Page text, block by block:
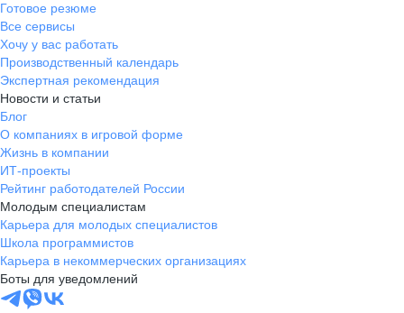
Готовое резюме
Все сервисы
Хочу у вас работать
Производственный календарь
Экспертная рекомендация
Новости и статьи
Блог
О компаниях в игровой форме
Жизнь в компании
ИТ-проекты
Рейтинг работодателей России
Молодым специалистам
Карьера для молодых специалистов
Школа программистов
Карьера в некоммерческих организациях
Боты для уведомлений